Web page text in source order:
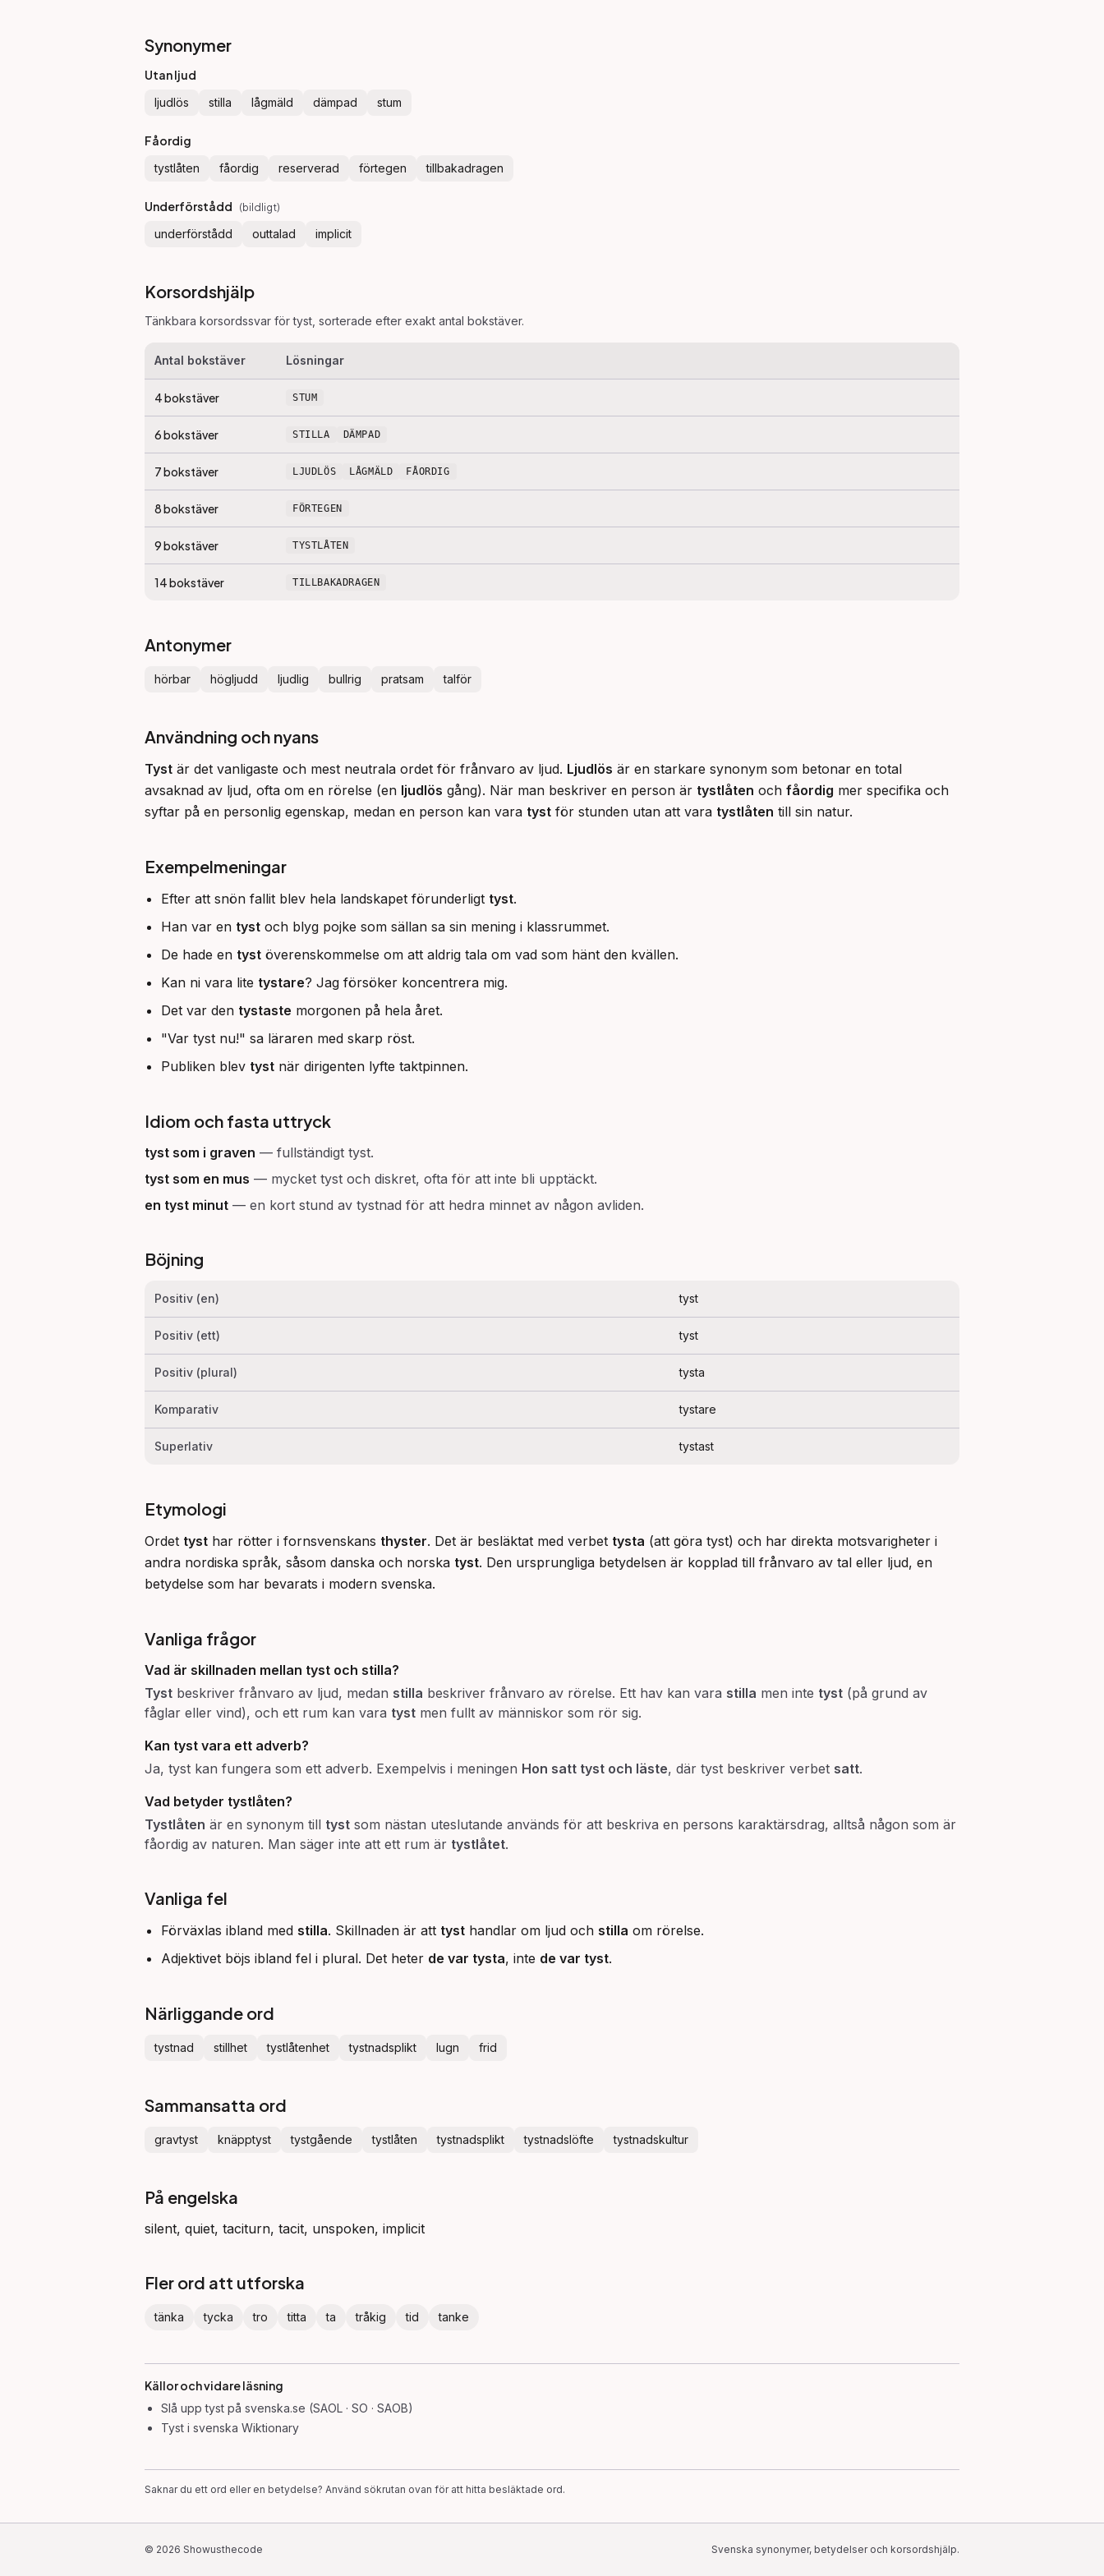
Synonymer
Utan ljud
ljudlös stilla lågmäld dämpad stum
Fåordig
tystlåten fåordig reserverad förtegen tillbakadragen
Underförstådd (bildligt)
underförstådd outtalad implicit
Korsordshjälp
Tänkbara korsordssvar förtyst , sorterade efter exakt antal bokstäver.
Antal bokstäver Lösningar
4bokstäver STUM
6bokstäver STILLA DÄMPAD
7bokstäver LJUDLÖS LÅGMÄLD FÅORDIG
8bokstäver FÖRTEGEN
9bokstäver TYSTLÅTEN
14bokstäver TILLBAKADRAGEN
Antonymer
hörbar högljudd ljudlig bullrig pratsam talför
Användning och nyans
Tyst är det vanligaste och mest neutrala ordet för frånvaro av ljud. Ljudlös är en starkare synonym som betonar en total
avsaknad av ljud, ofta om en rörelse (en ljudlös gång). När man beskriver en person är tystlåten och fåordig mer specifika och
syftar på en personlig egenskap, medan en person kan vara tyst för stunden utan att vara tystlåten till sin natur.
Exempelmeningar
Efter att snön fallit blev hela landskapet förunderligt tyst.
Han var en tyst och blyg pojke som sällan sa sin mening i klassrummet.
De hade en tyst överenskommelse om att aldrig tala om vad som hänt den kvällen.
Kan ni vara lite tystare? Jag försöker koncentrera mig.
Det var den tystaste morgonen på hela året.
"Var tyst nu!" sa läraren med skarp röst.
Publiken blev tyst när dirigenten lyfte taktpinnen.
Idiom och fasta uttryck
tyst som i graven — fullständigt tyst.
tyst som en mus — mycket tyst och diskret, ofta för att inte bli upptäckt.
en tyst minut — en kort stund av tystnad för att hedra minnet av någon avliden.
Böjning
Positiv (en) tyst
Positiv (ett) tyst
Positiv (plural) tysta
Komparativ tystare
Superlativ tystast
Etymologi
Ordet tyst har rötter i fornsvenskans thyster. Det är besläktat med verbet tysta (att göra tyst) och har direkta motsvarigheter i
andra nordiska språk, såsom danska och norska tyst. Den ursprungliga betydelsen är kopplad till frånvaro av tal eller ljud, en
betydelse som har bevarats i modern svenska.
Vanliga frågor
Vad är skillnaden mellan tyst och stilla?
Tyst beskriver frånvaro av ljud, medan stilla beskriver frånvaro av rörelse. Ett hav kan vara stilla men inte tyst (på grund av
fåglar eller vind), och ett rum kan vara tyst men fullt av människor som rör sig.
Kan tyst vara ett adverb?
Ja, tyst kan fungera som ett adverb. Exempelvis i meningen Hon satt tyst och läste, där tyst beskriver verbet satt.
Vad betyder tystlåten?
Tystlåten är en synonym till tyst som nästan uteslutande används för att beskriva en persons karaktärsdrag, alltså någon som är
fåordig av naturen. Man säger inte att ett rum är tystlåtet.
Vanliga fel
Förväxlas ibland med stilla. Skillnaden är att tyst handlar om ljud och stilla om rörelse.
Adjektivet böjs ibland fel i plural. Det heter de var tysta, inte de var tyst.
Närliggande ord
tystnad stillhet tystlåtenhet tystnadsplikt lugn frid
Sammansatta ord
gravtyst knäpptyst tystgående tystlåten tystnadsplikt tystnadslöfte tystnadskultur
På engelska
silent, quiet, taciturn, tacit, unspoken, implicit
Fler ord att utforska
tänka tycka tro titta ta tråkig tid tanke
Källor och vidare läsning
Slå upptyst på svenska.se (SAOL · SO · SAOB)
Tyst i svenska Wiktionary
Saknar du ett ord eller en betydelse? Använd sökrutan ovan för att hitta besläktade ord.
© 2026 Showusthecode Svenska synonymer, betydelser och korsordshjälp.